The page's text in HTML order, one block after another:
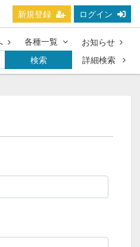
新規登録 ログイン
各種一覧
お知らせ
検索
詳細検索